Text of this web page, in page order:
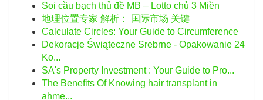
Soi cầu bạch thủ đề MB – Lotto chủ 3 Miền
地理位置专家 解析： 国际市场 关键
Calculate Circles: Your Guide to Circumference
Dekoracje Świąteczne Srebrne - Opakowanie 24
Ko...
SA's Property Investment : Your Guide to Pro...
The Benefits Of Knowing hair transplant in
ahme...